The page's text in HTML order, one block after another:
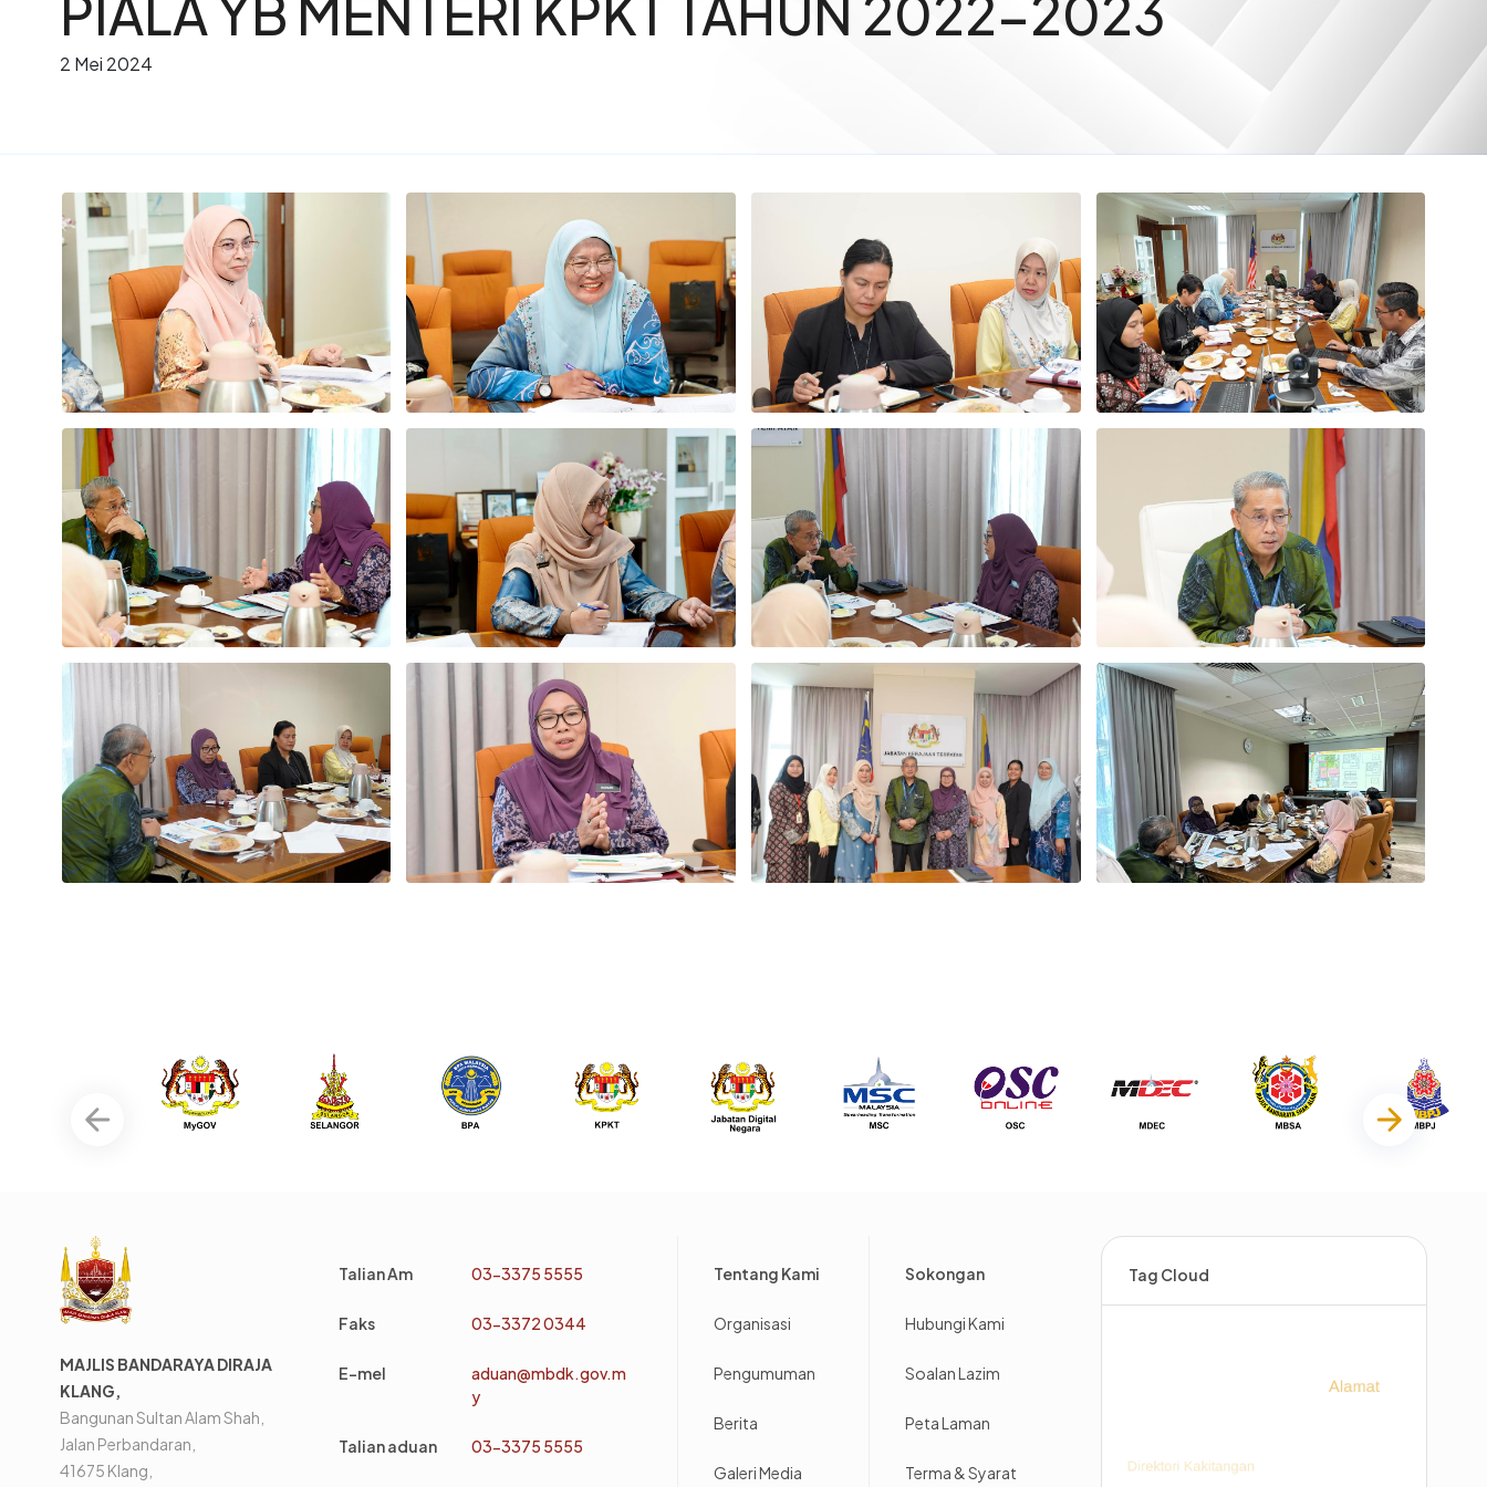
PIALA YB MENTERI KPKT TAHUN 2022-2023
2 Mei 2024
MAJLIS BANDARAYA DIRAJA
KLANG,
Bangunan Sultan Alam Shah,
Jalan Perbandaran,
41675 Klang,
Talian Am 03-3375 5555
Faks 03-3372 0344
E-mel
aduan@mbdk.gov.m
y
Talian aduan 03-3375 5555
Tentang Kami
Organisasi
Pengumuman
Berita
Galeri Media
Sokongan
Hubungi Kami
Soalan Lazim
Peta Laman
Terma & Syarat
Tag Cloud